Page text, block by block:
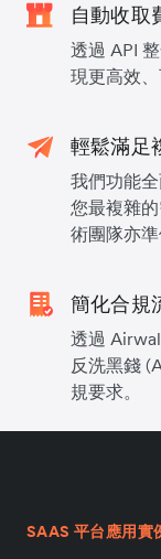
自動收取
透過 API
現更高效、
輕鬆滿足
我們功能
您最複雜
術團隊亦
簡化合規
透過
反洗黑錢
規要求。
SAAS 平台應用實